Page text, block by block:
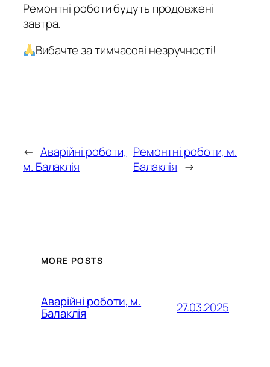
Ремонтні роботи будуть продовжені
завтра.
Вибачте за тимчасові незручності!
← Аварійні роботи,
м. Балаклія
Ремонтні роботи, м.
Балаклія →
MORE POSTS
Аварійні роботи, м.
Балаклія 27.03.2025